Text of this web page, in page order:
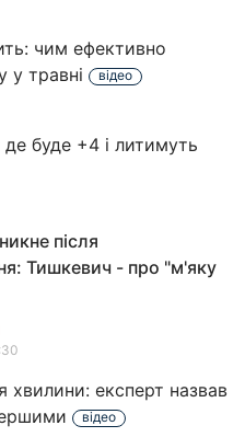
чим ефективно
у травні
відео
буде +4 і литимуть
після
Тишкевич - про "м'яку
хвилини: експерт назвав
відео